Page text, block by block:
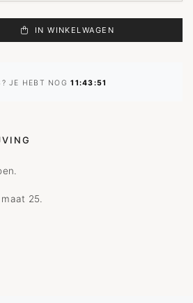
IN WINKELWAGEN
JE HEBT NOG11:43:51
25.